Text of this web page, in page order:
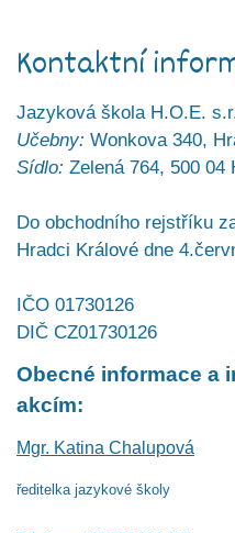
Kontaktní
Jazyková škola H.O.E.
Učebny: Wonkova 340,
Sídlo: Zelená 764, 500 04
Do obchodního rejstříku
Hradci Králové dne
IČO 01730126
DIČ CZ01730126
Obecné informace a
akcím:
Mgr. Katina Chalupová
ředitelka jazykové školy